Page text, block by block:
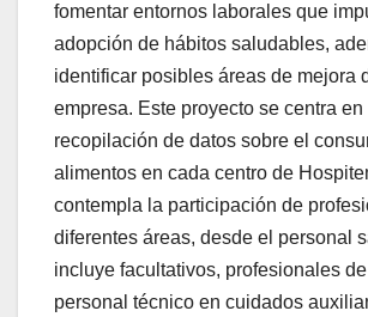
fomentar entornos laborales que
adopción de hábitos saludables,
identificar posibles áreas de mejora
empresa. Este proyecto se centra en
recopilación de datos sobre el
alimentos en cada centro de
contempla la participación de
diferentes áreas, desde el personal
incluye facultativos, profesionales
personal técnico en cuidados